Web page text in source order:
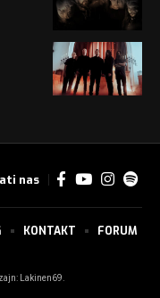
nas
Lakinen69.
KONTAKT
FORUM